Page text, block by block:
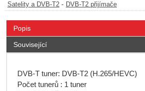
Satelity a DVB-T2 - DVB-T2 přijímače
Popis
Související
DVB-T tuner: DVB-T2 (H.265/HEVC)
Počet tunerů : 1 tuner